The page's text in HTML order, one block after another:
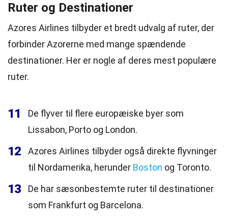
Ruter og Destinationer
Azores Airlines tilbyder et bredt udvalg af ruter, der
forbinder Azorerne med mange spændende
destinationer. Her er nogle af deres mest populære
ruter.
11
De flyver til flere europæiske byer som
Lissabon, Porto og London.
12
Azores Airlines tilbyder også direkte flyvninger
til Nordamerika, herunder Boston og Toronto.
13
De har sæsonbestemte ruter til destinationer
som Frankfurt og Barcelona.